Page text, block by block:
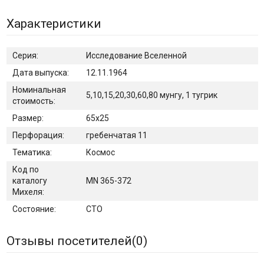
Характеристики
Серия:
Исследование Вселенной
Дата выпуска:
12.11.1964
Номинальная
стоимость:
5,10,15,20,30,60,80 мунгу, 1 тугрик
Размер:
65х25
Перфорация:
гребенчатая 11
Тематика:
Космос
Код по
каталогу
Михеля:
MN 365-372
Состояние: CTO
Отзывы посетителей(0)